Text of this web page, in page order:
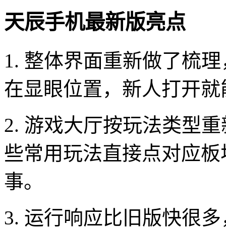
天辰手机最新版亮点
1. 整体界面重新做了梳
在显眼位置，新人打开
2. 游戏大厅按玩法类型
些常用玩法直接点对应
事。
3. 运行响应比旧版快很